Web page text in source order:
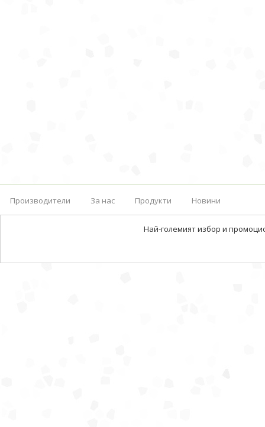
Производители За нас Продукти Новини
Най-големият избор и